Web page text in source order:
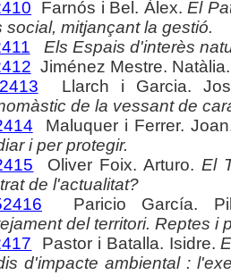
Farnós i Bel. Àlex.El
social, mitjançant la gestió.
Els Espais d'interès
Jiménez Mestre.
Llarch i Garcia.
de la vessant de
Maluquer i Ferrer.
i per protegir.
Oliver Foix. Arturo. El
de l'actualitat?
Paricio García.
del territori. Reptes i
Pastor i Batalla. Isidre.
d'impacte ambiental :